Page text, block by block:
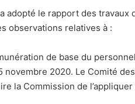
le rapport des travaux
observations relatives à :
de base du personnel
novembre 2020. Le Comité
la Commission de